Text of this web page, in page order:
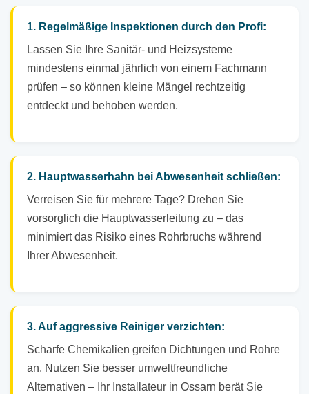
1. Regelmäßige Inspektionen durch den Profi:
Lassen Sie Ihre Sanitär- und Heizsysteme
mindestens einmal jährlich von einem Fachmann
prüfen – so können kleine Mängel rechtzeitig
entdeckt und behoben werden.
2. Hauptwasserhahn bei Abwesenheit schließen:
Verreisen Sie für mehrere Tage? Drehen Sie
vorsorglich die Hauptwasserleitung zu – das
minimiert das Risiko eines Rohrbruchs während
Ihrer Abwesenheit.
3. Auf aggressive Reiniger verzichten:
Scharfe Chemikalien greifen Dichtungen und Rohre
an. Nutzen Sie besser umweltfreundliche
Alternativen – Ihr Installateur in Ossarn berät Sie